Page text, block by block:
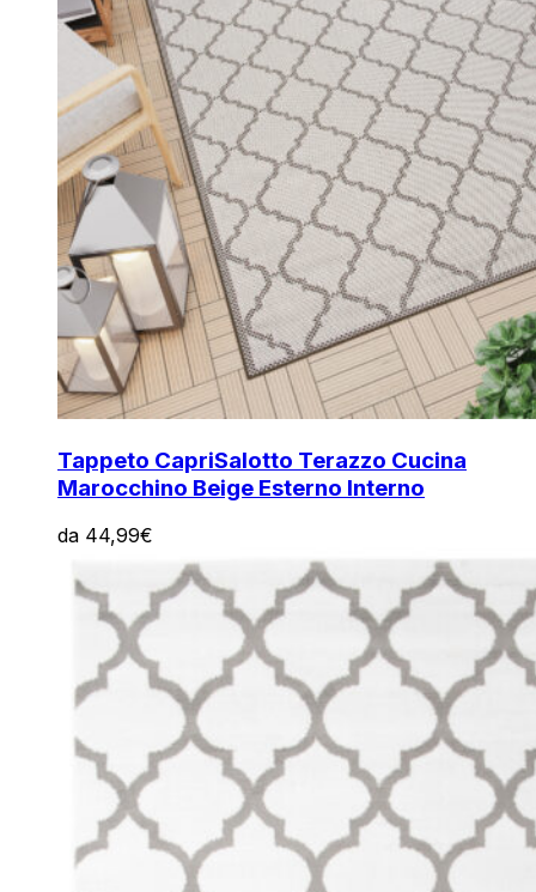
Tappeto CapriSalotto Terazzo Cucina
Marocchino Beige Esterno Interno
da 44,99€